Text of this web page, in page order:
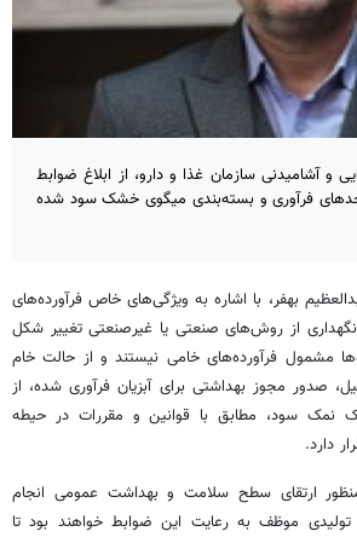
و آشامیدنی سازمان غذا و دارو، از ابلاغ ضوابط
فرآوری و بسته‌بندی میگوی خشک سود شده
بهفر، با اشاره به ویژگی‌های خاص فرآورده‌های
از روش‌های صنعتی یا غیرصنعتی تغییر شکل
مشمول فرآورده‌های خامی نیستند و از حالت خام
صدور مجوز بهداشتی برای آبزیان فرآوری شده، از
سود، مطابق با قوانین و مقررات در حیطه
دارد.
ارتقای سطح سلامت و بهداشت عمومی انجام
موظف به رعایت این ضوابط خواهند بود تا